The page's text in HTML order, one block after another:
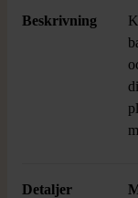
Beskrivning
Detaljer